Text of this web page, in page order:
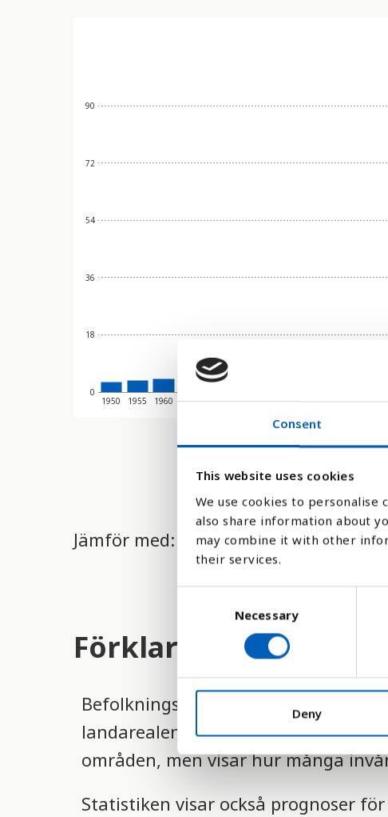
Consent
This website uses cookies
We use cookies to personalise
also share information about
may combine it with other
their services.
t
S
e
l
c
Necessary
Deny
0
18
36
54
72
90
1950 1955 1960 1965 1970 1975 1980 1985 1990 1995 2000
Jämför med:
Förklaring
Befolkningstätheten beräknas
landarealen. Statistiken
områden, men visar hur många
Statistiken visar också prognoser